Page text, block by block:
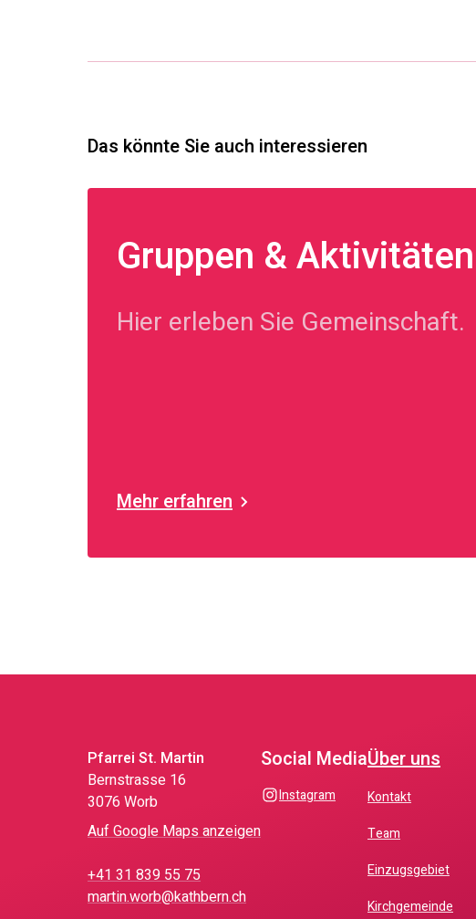
Das könnte Sie auch interessieren
Gruppen & Aktivitäten
Hier erleben Sie Gemeinschaft.
Mehr erfahren
Pfarrei St. Martin
Bernstrasse 16
3076 Worb
Auf Google Maps anzeigen
+41 31 839 55 75
martin.worb@kathbern.ch
Social Media
instagram
Über uns
Kontakt
Team
Einzugsgebiet
Kirchgemeinde